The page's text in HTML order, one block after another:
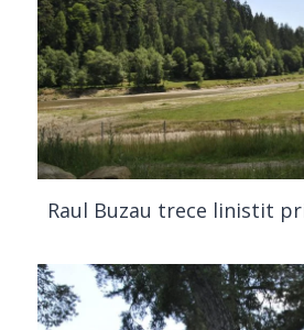
Raul Buzau trece linistit